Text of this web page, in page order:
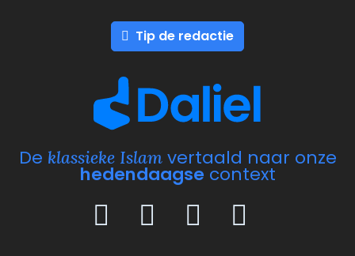
Tip de redactie
De klassieke Islamvertaald naar onze
hedendaagse context